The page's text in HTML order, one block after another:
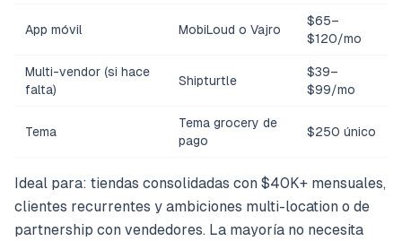
App móvil MobiLoud o Vajro
$65–
$120/mo
Multi-vendor (si hace
falta)
Shipturtle
$39–
$99/mo
Tema
Tema grocery de
pago
$250 único
Ideal para: tiendas consolidadas con $40K+ mensuales,
clientes recurrentes y ambiciones multi-location o de
partnership con vendedores. La mayoría no necesita